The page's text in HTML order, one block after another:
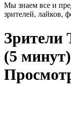
Мы знаем все и
зрителей, лайков,
Зрители
(5